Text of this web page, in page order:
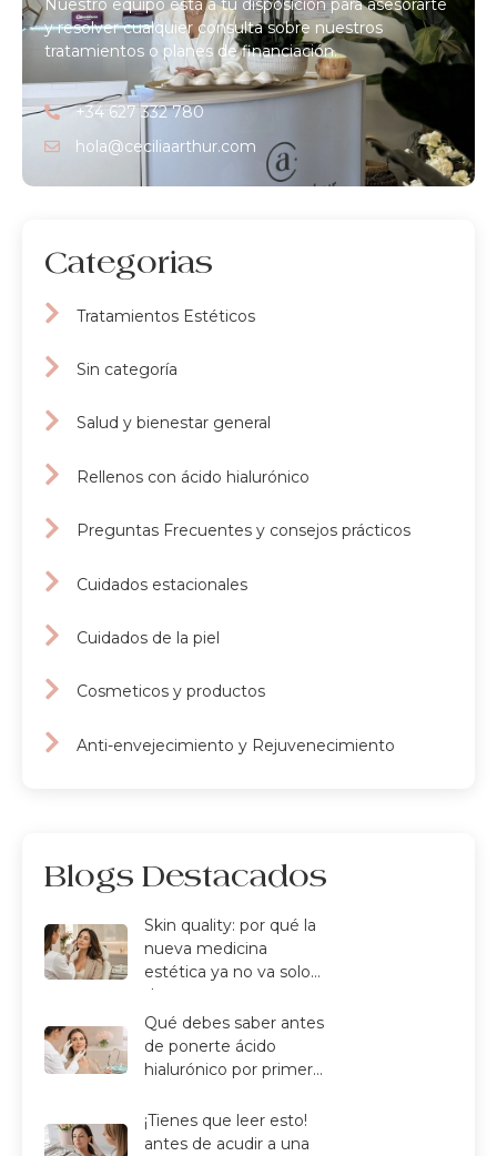
y resolver cualquier consulta sobre nuestros
tratamientos o planes de financiación.
+34 627 332 780
hola@ceciliaarthur.com
Categorias
Tratamientos Estéticos
Sin categoría
Salud y bienestar general
Rellenos con ácido hialurónico
Preguntas Frecuentes y consejos prácticos
Cuidados estacionales
Cuidados de la piel
Cosmeticos y productos
Anti-envejecimiento y Rejuvenecimiento
Blogs Destacados
Skin quality: por qué la
nueva medicina
estética ya no va solo
de arrugas
Qué debes saber antes
de ponerte ácido
hialurónico por primera
¡Tienes que leer esto!
antes de acudir a una